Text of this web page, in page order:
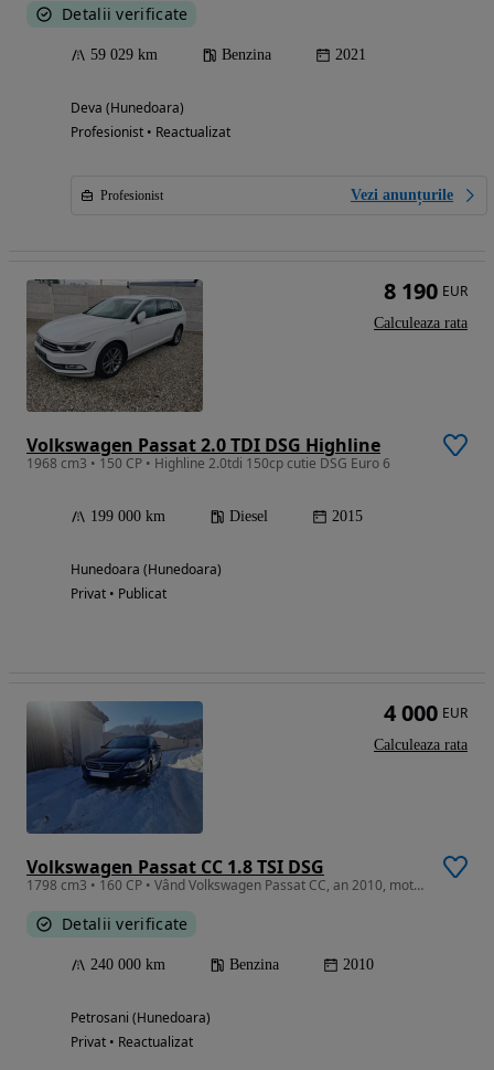
Detalii verificate
59 029 km Benzina 2021
Deva (Hunedoara)
Profesionist • Reactualizat
Profesionist Vezi anunțurile
Volkswagen Passat 2.0 TDI DSG Highline
1968 cm3 • 150 CP • Highline 2.0tdi 150cp cutie DSG Euro 6
199 000 km Diesel 2015
Hunedoara (Hunedoara)
Privat • Publicat
8 190 EUR
Calculeaza rata
Volkswagen Passat CC 1.8 TSI DSG
1798 cm3 • 160 CP • Vând Volkswagen Passat CC, an 2010, motorizare 1.8 TSI – 118 kW
Detalii verificate
240 000 km Benzina 2010
Petrosani (Hunedoara)
Privat • Reactualizat
4 000 EUR
Calculeaza rata